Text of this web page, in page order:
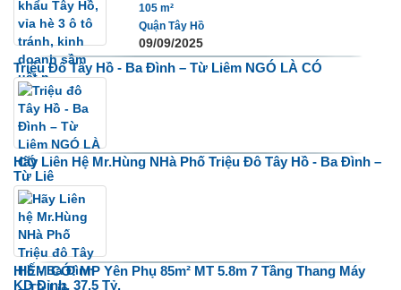
105 m²
Quận Tây Hồ
09/09/2025
Triệu Đô Tây Hồ - Ba Đình – Từ Liêm NGÓ LÀ CÓ
Hãy Liên Hệ Mr.Hùng NHà Phố Triệu Đô Tây Hồ - Ba Đình –
Từ Liê
HIẾM CÓ! MP Yên Phụ 85m² MT 5.8m 7 Tầng Thang Máy
KD Đỉnh, 37.5 Tỷ.